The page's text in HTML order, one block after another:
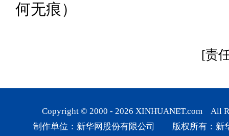
何无痕）
[责
Copyright © 2000 - 2026 XINHUANET.com All
制作单位：新华网股份有限公司 版权所有：新